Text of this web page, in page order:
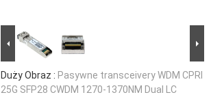
Duży Obraz : Pasywne transceivery WDM CPRI
25G SFP28 CWDM 1270-1370NM Dual LC